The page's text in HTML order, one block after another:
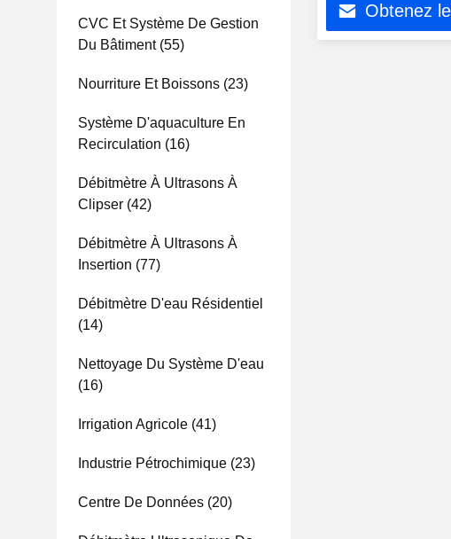
CVC Et Système De Gestion
Du Bâtiment(55)
Nourriture Et Boissons (23)
Système D'aquaculture En
Recirculation (16)
Débitmètre À Ultrasons À
Clipser (42)
Débitmètre À Ultrasons À
Insertion (77)
Débitmètre D'eau Résidentiel
(14)
Nettoyage Du Système D'eau
(16)
Irrigation Agricole (41)
Industrie Pétrochimique (23)
Centre De Données (20)
Obtenez